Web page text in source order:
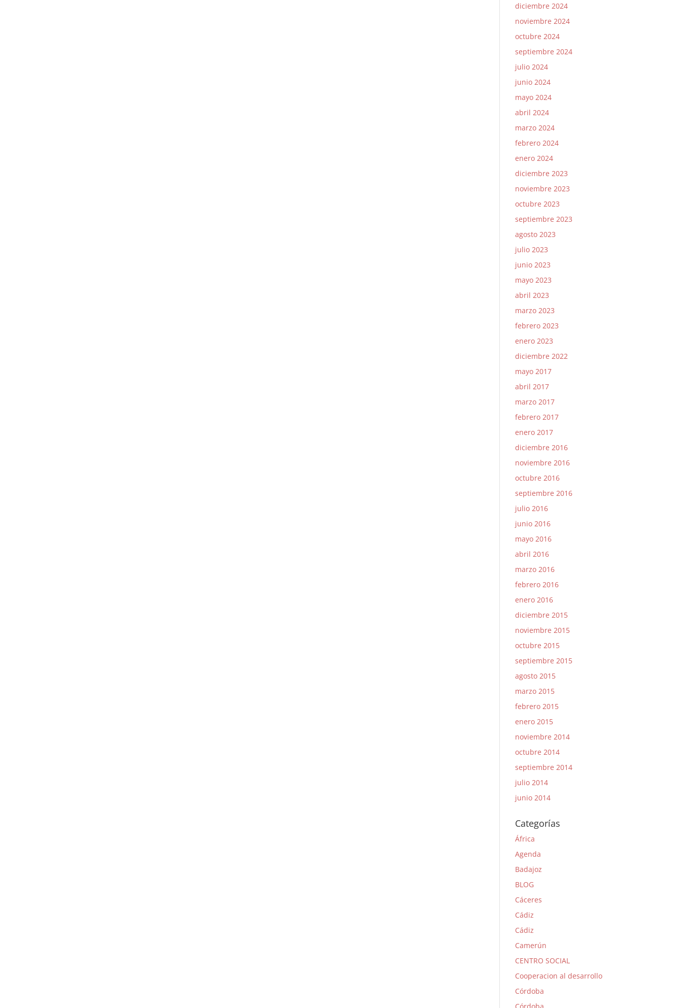
diciembre 2024
noviembre 2024
octubre 2024
septiembre 2024
julio 2024
junio 2024
mayo 2024
abril 2024
marzo 2024
febrero 2024
enero 2024
diciembre 2023
noviembre 2023
octubre 2023
septiembre 2023
agosto 2023
julio 2023
junio 2023
mayo 2023
abril 2023
marzo 2023
febrero 2023
enero 2023
diciembre 2022
mayo 2017
abril 2017
marzo 2017
febrero 2017
enero 2017
diciembre 2016
noviembre 2016
octubre 2016
septiembre 2016
julio 2016
junio 2016
mayo 2016
abril 2016
marzo 2016
febrero 2016
enero 2016
diciembre 2015
noviembre 2015
octubre 2015
septiembre 2015
agosto 2015
marzo 2015
febrero 2015
enero 2015
noviembre 2014
octubre 2014
septiembre 2014
julio 2014
junio 2014
Categorías
África
Agenda
Badajoz
BLOG
Cáceres
Cádiz
Cádiz
Camerún
CENTRO SOCIAL
Cooperacion al desarrollo
Córdoba